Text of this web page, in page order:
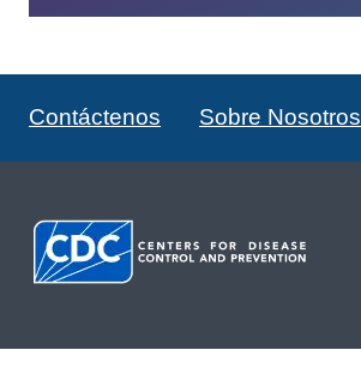
Contáctenos Sobre Nosotros